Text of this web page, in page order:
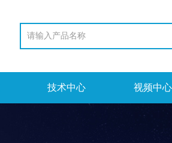
技术中心 视频中心